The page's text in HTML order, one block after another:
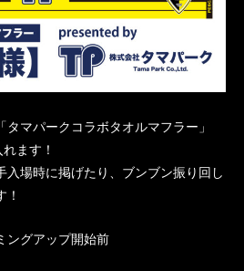
マパークコラボタオルマフラー」
ます！
入場時に掲げたり、ブンブン振り回し
ングアップ開始前